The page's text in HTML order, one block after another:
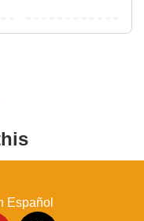
Español